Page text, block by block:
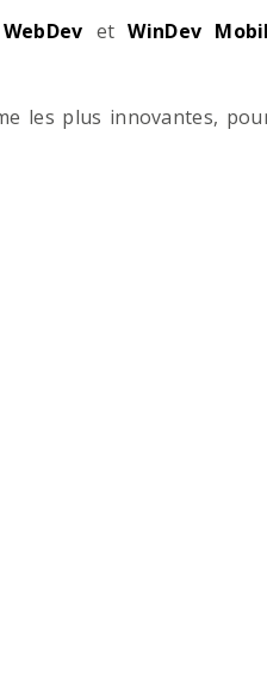
WebDev et WinDev
les plus innovantes,